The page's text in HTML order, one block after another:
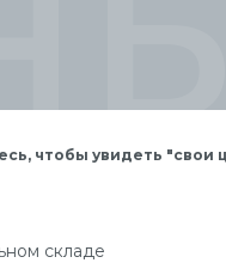
чтобы увидеть "свои
складе